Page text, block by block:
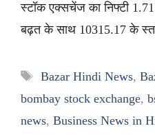
स्टॉक एक्सचेंज का निफ्टी
बढ़त के साथ 10315.17 के
Tags
Bazar Hindi News,
bombay stock exchange,
news, Business News in